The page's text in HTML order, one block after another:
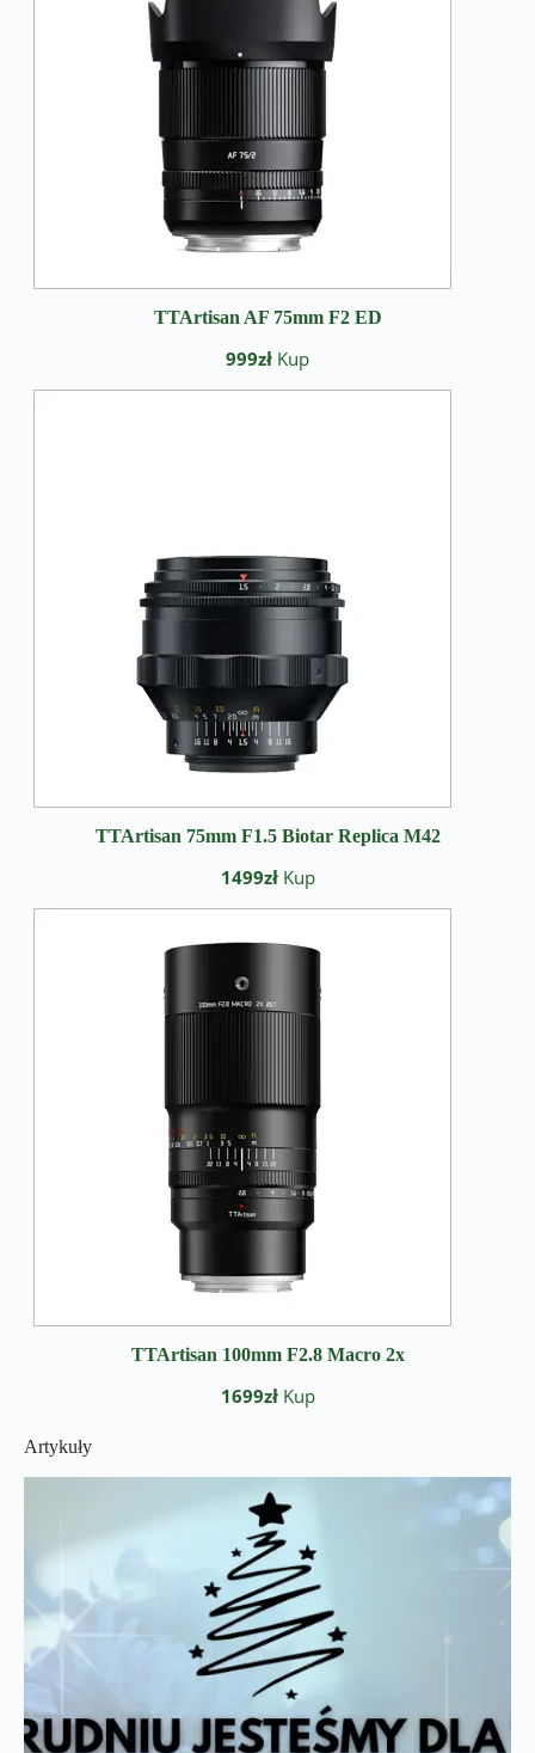
TTArtisan AF 75mm F2 ED
999zł Kup
TTArtisan 75mm F1.5 Biotar Replica M42
1499zł Kup
TTArtisan 100mm F2.8 Macro 2x
1699złKup
Artykuły